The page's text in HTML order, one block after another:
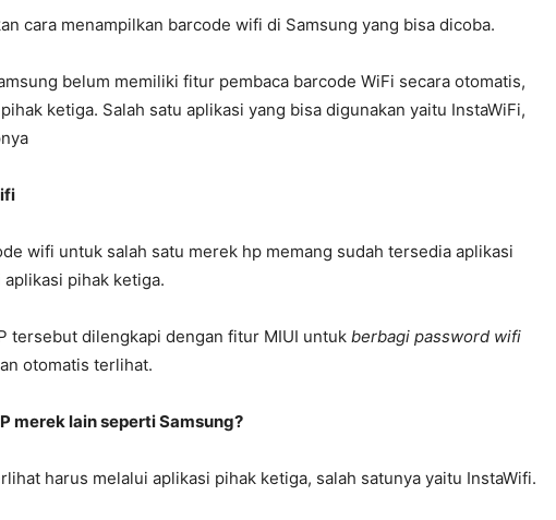
cara menampilkan barcode wifi di Samsung yang bisa dicoba.
belum memiliki fitur pembaca barcode WiFi secara otomatis,
ketiga. Salah satu aplikasi yang bisa digunakan yaitu InstaWiFi,
wifi untuk salah satu merek hp memang sudah tersedia aplikasi
pihak ketiga.
tersebut dilengkapi dengan fitur MIUI untuk berbagi password wifi
otomatis terlihat.
merek lain seperti Samsung?
harus melalui aplikasi pihak ketiga, salah satunya yaitu InstaWifi.